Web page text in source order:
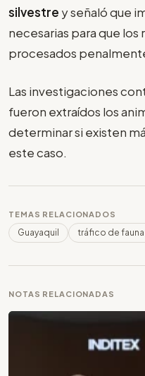
silvestre y señaló que
necesarias para que los
procesados
Las investigaciones
fueron extraídos los
determinar si existen
este caso.
TEMAS RELACIONADOS
Guayaquil tráfico de
NOTAS RELACIONADAS